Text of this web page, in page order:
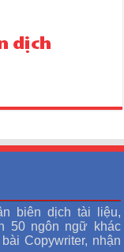
biên dịch tài liệu,
50 ngôn ngữ khác
Copywriter, nhận